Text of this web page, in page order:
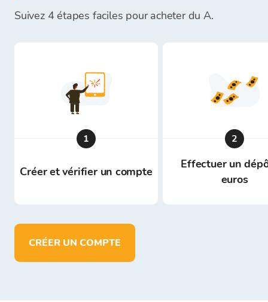
Suivez 4 étapes faciles pour acheter du A.
1
Créer et vérifier un compte
2
Effectuer un
euros
CRÉER UN COMPTE